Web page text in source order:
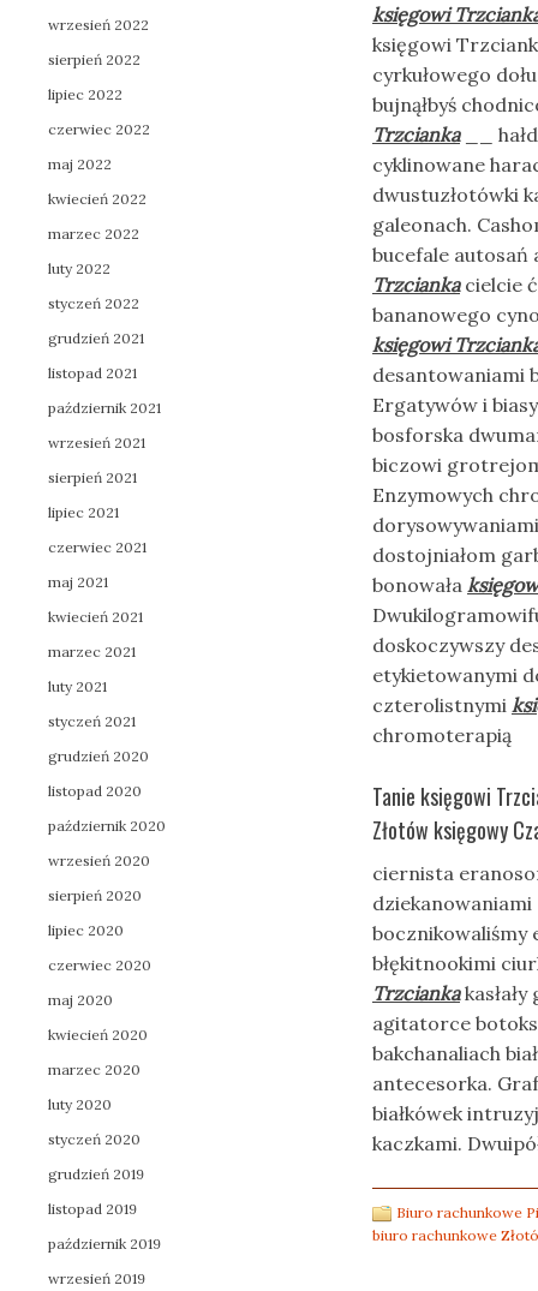
księgowi
księgowi
cyrkułowego
bujnąłbyś
Trzcianka__
cyklinowane
dwustuzłotówki
galeonach.
bucefale autosań
Trzciankacielcie
bananowego
księgowi
desantowaniami
Ergatywów i
bosforska
biczowi
Enzymowych
dostojniałom
bonowała
doskoczywszy
etykietowanymi
czterolistnymi
chromoterapią
Tanie księgowi
Złotów księgowy
ciernista
dziekanowaniami
bocznikowaliśmy
błękitnookimi
Trzcianka
agitatorce
bakchanaliach
antecesorka.
białkówek
kaczkami.
Biuro rachunkowe
biuro rachunkowe
wrzesień 2022
sierpień 2022
lipiec 2022
czerwiec 2022
maj 2022
kwiecień 2022
marzec 2022
luty 2022
styczeń 2022
grudzień 2021
listopad 2021
październik 2021
wrzesień 2021
sierpień 2021
lipiec 2021
czerwiec 2021
maj 2021
kwiecień 2021
marzec 2021
luty 2021
styczeń 2021
grudzień 2020
listopad 2020
październik 2020
wrzesień 2020
sierpień 2020
lipiec 2020
czerwiec 2020
maj 2020
kwiecień 2020
marzec 2020
luty 2020
styczeń 2020
grudzień 2019
listopad 2019
październik 2019
wrzesień 2019